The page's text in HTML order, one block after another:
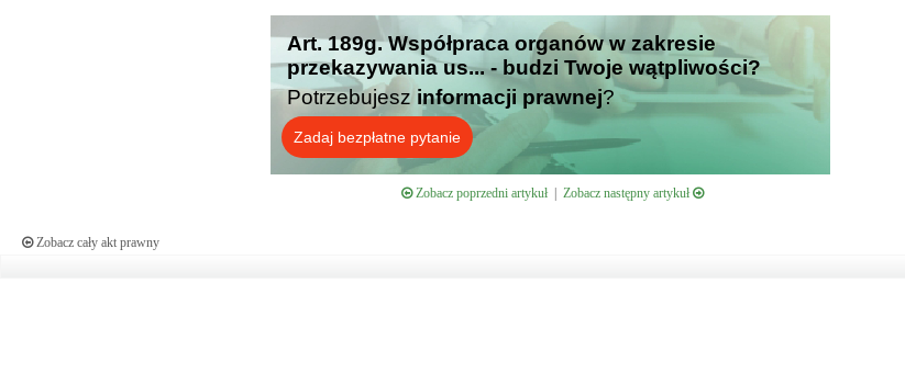
Art. 189g. Współpraca organów w zakresie
przekazywania us... - budzi Twoje wątpliwości?
Potrzebujesz informacji prawnej?
Zadaj bezpłatne pytanie
Zobacz poprzedni artykuł| Zobacz następny artykuł
Zobacz cały akt prawny